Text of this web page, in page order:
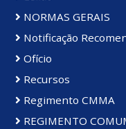
NORMAS GERAIS
Notificação
Ofício
Recursos
Regimento CMMA
REGIMENTO